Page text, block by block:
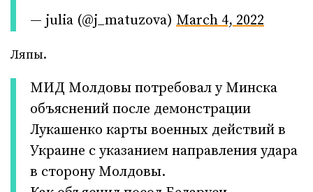
— julia (@j_matuzova) March 4, 2022
Ляпы.
МИД Молдовы потребовал у Минска
объяснений после демонстрации
Лукашенко карты военных действий в
Украине с указанием направления удара
в сторону Молдовы.